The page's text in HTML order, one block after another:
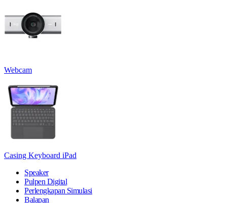
Webcam
Casing Keyboard iPad
Speaker
Pulpen Digital
Perlengkapan Simulasi
Balapan